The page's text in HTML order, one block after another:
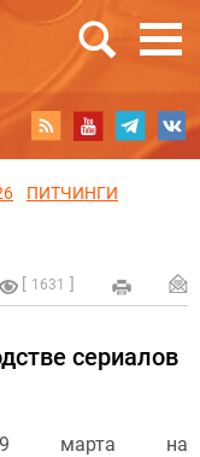
ПИТЧИНГИ
1631
сериалов
марта на